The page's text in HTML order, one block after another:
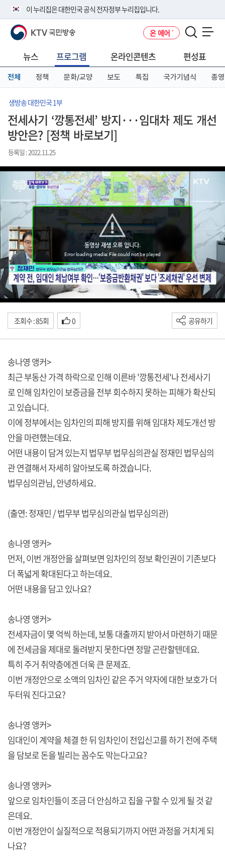
이 누리집은 대한민국 공식 전자정부 누리집입니다.
공식 누리집 주소 확인하기
니다.
이밖에 or.kr 또는 .kr등 다른 도메인 주소를 사용하고 있다면 아래 URL에
서 도메인 주소를 확인해 보세요
KTV 국민방송 온 에어
뉴스 프로그램 온라인콘텐츠 편성표
전체 정책 문화/교양 보도 특집 국가기념식 종영
생방송 대한민국 1부
전세사기 ‘깡통전세’ 방지···임대차 제도 개선
방안은? [정책 바로보기]
등록일 : 2022.11.25
조회수 : 85회 0 공유하기
송나영 앵커>
최근 부동산 가격 하락으로 인해 이른바 '깡통전세'나 전세사기
로 인해 임차인이 보증금을 전부 회수하지 못하는 피해가 확산되
고 있습니다.
이에 정부에서는 임차인의 피해 방지를 위해 임대차 제도개선 방
안을 마련했는데요.
어떤 내용이 담겨 있는지 법무부 법무심의관실 정재민 법무심의
관 연결해서 자세히 알아보도록 하겠습니다.
법무심의관님, 안녕하세요.
(출연: 정재민 / 법무부 법무심의관실 법무심의관)
송나영 앵커>
먼저, 이번 개정안을 살펴보면 임차인의 정보 확인권이 기존보다
더 폭넓게 확대된다고 하는데요.
어떤 내용을 담고 있나요?
송나영 앵커>
전세자금이 몇 억씩 하는데, 보통 대출까지 받아서 마련하기 때문
에 전세금을 제대로 돌려받지 못한다면 정말 곤란할텐데요.
특히 주거 취약층에겐 더욱 큰 문제죠.
이번 개정안으로 소액의 임차인 같은 주거 약자에 대한 보호가 더
두터워 진다고요?
송나영 앵커>
임대인이 계약을 체결 한 뒤 임차인이 전입신고를 하기 전에 주택
을 담보로 돈을 빌리는 꼼수도 막는다고요?
송나영 앵커>
앞으로 임차인들이 조금 더 안심하고 집을 구할 수 있게 될 것 같
은데요.
이번 개정안이 실질적으로 적용되기까지 어떤 과정을 거치게 되
나요?